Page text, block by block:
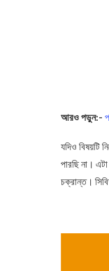
আরও পড়ুন:-
যদিও বিষয়টি
পারছি না।
চক্রান্ত।